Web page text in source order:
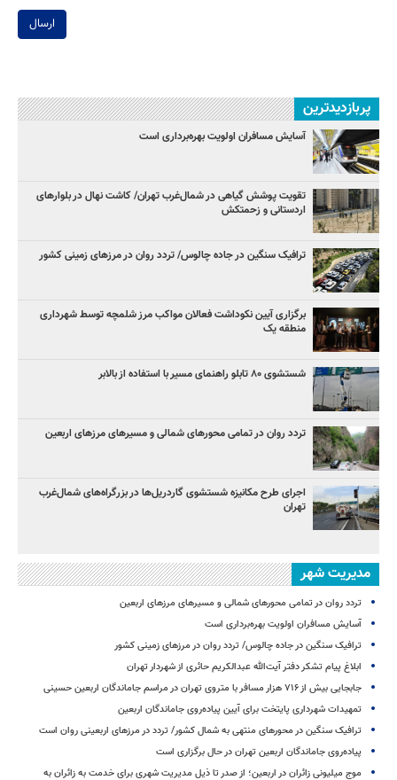
ارسال
پربازدیدترین
آسایش مسافران اولویت بهره‌برداری است
تقویت پوشش گیاهی در شمال‌غرب تهران/ کاشت نهال در بلوارهای
اردستانی و زحمتکش
ترافیک سنگین در جاده چالوس/ تردد روان در مرزهای زمینی کشور
برگزاری آیین نکوداشت فعالان مواکب مرز شلمچه توسط شهرداری
منطقه یک
شستشوی ۸۰ تابلو راهنمای مسیر با استفاده از بالابر
تردد روان در تمامی محورهای شمالی و مسیرهای مرزهای اربعین
اجرای طرح مکانیزه شستشوی گاردریل‌ها در بزرگراه‌های شمال‌غرب
تهران
مدیریت شهر
تردد روان در تمامی محورهای شمالی و مسیرهای مرزهای اربعین
آسایش مسافران اولویت بهره‌برداری است
ترافیک سنگین در جاده چالوس/ تردد روان در مرزهای زمینی کشور
ابلاغ پیام تشکر دفتر آیت‌الله عبدالکریم حائری از شهردار تهران
جابجایی بیش از ۷۱۶ هزار مسافر با متروی تهران در مراسم جاماندگان اربعین حسینی
تمهیدات شهرداری پایتخت برای آیین پیاده‌روی جاماندگان اربعین
ترافیک سنگین در محورهای منتهی به شمال کشور/ تردد در مرزهای اربعینی روان است
پیاده‌روی جاماندگان اربعین تهران در حال برگزاری است
موج میلیونی زائران در اربعین؛ از صدر تا ذیل مدیریت شهری برای خدمت به زائران به